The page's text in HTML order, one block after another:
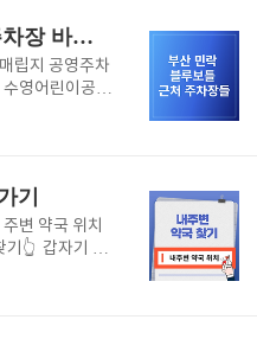
부산 민락 블루보틀 근처 주차장 바로가기
립지 공영주차
수영어린이공원
처 주차 걱정
1. 민락수변공
곳도보 거리:
분당 200원
차 공간이 금방
다.산책 겸 이
기
변 약국 위치
기👆 갑자기 약
방법을 모른